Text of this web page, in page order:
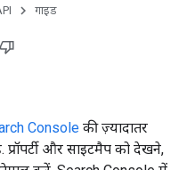
गाइड
Console की ज़्यादातर
प्रॉपर्टी और साइटमैप को देखने,